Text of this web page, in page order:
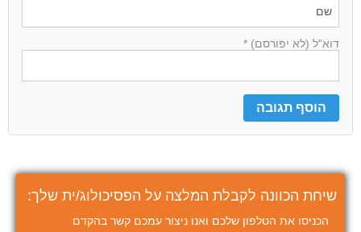
דוא"ל (לא יפורסם) *
שיחת הכוונה לקבלת המלצה על הפסיכולוג/ית שלך:
הכניסו את הטלפון שלכם ואנו ניצור עמכם קשר בהקדם